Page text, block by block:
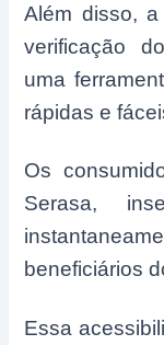
Além disso,
verificação
uma
rápidas e
Os
Serasa,
beneficiários
Essa